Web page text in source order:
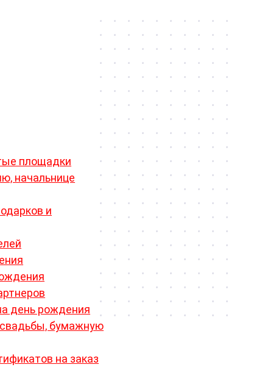
предполагали, что меньше, чем
их поболеть за него в
преодолеть рутину и
площадки
начальнице
и
день рождения
бумажную
на заказ